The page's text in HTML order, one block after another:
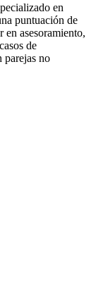
en
puntuación de
en asesoramiento,
de
parejas no